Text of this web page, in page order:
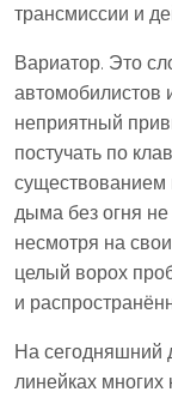
трансмиссии и
Вариатор. Это
автомобилистов
неприятный
постучать по
существованием
дыма без огня
несмотря на
целый ворох
и
На сегодняшний
линейках многих